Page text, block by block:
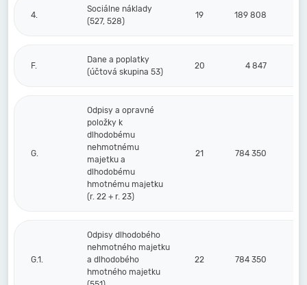
4.
Sociálne náklady
(527, 528)
19 189 808
F.
Dane a poplatky
(účtová skupina 53)
20 4 847
G.
Odpisy a opravné
položky k
dlhodobému
nehmotnému
majetku a
dlhodobému
hmotnému majetku
(r. 22 + r. 23)
21 784 350
G.1.
Odpisy dlhodobého
nehmotného majetku
a dlhodobého
hmotného majetku
22 784 350